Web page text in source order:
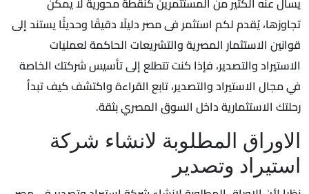
تجاوزها، يُقدم لكم استثمر فى مصر دليلًا دقيقًا وحديثًا يستند إلى
قوانين الاستثمار المصرية والتشريعات الحاكمة لعمليات
الاستيراد والتصدير، فإذا كنت تتطلع إلى تأسيس شركتك الخاصة
في مجال الاستيراد والتصدير، تابع القراءة واكتشف كيف تبدأ
رحلتك الاستثمارية داخل السوق المصري بثقة.
الاوراق المطلوبة لانشاء شركة
استيراد وتصدير